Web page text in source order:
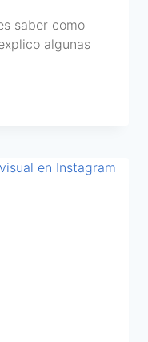
saber como
algunas